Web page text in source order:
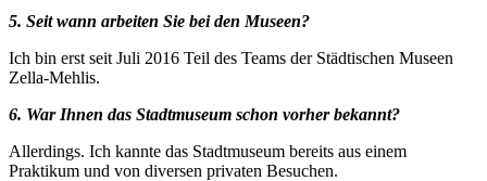
5. Seit wann arbeiten Sie bei den Museen?
Ich bin erst seit Juli 2016 Teil des Teams der Städtischen Museen
Zella-Mehlis.
6. War Ihnen das Stadtmuseum schon vorher bekannt?
Allerdings. Ich kannte das Stadtmuseum bereits aus einem
Praktikum und von diversen privaten Besuchen.